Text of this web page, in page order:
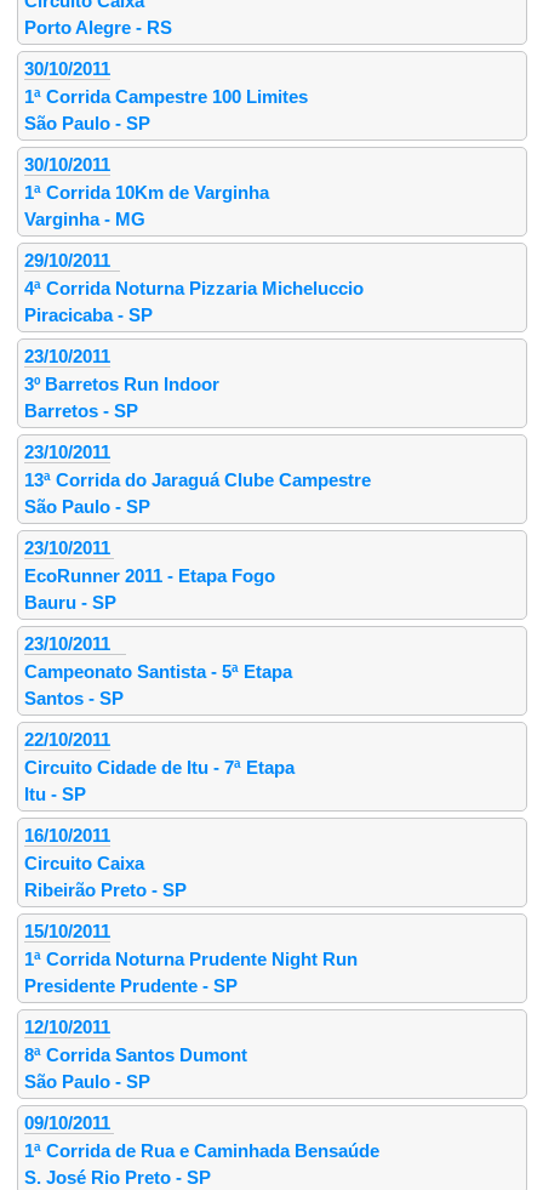
Porto Alegre - RS
30/10/2011
1ª Corrida Campestre 100 Limites
São Paulo - SP
30/10/2011
1ª Corrida 10Km de Varginha
Varginha - MG
29/10/2011
4ª Corrida Noturna Pizzaria Micheluccio
Piracicaba - SP
23/10/2011
3º Barretos Run Indoor
Barretos - SP
23/10/2011
13ª Corrida do Jaraguá Clube Campestre
São Paulo - SP
23/10/2011
EcoRunner 2011 - Etapa Fogo
Bauru - SP
23/10/2011
Campeonato Santista - 5ª Etapa
Santos - SP
22/10/2011
Circuito Cidade de Itu - 7ª Etapa
Itu - SP
16/10/2011
Circuito Caixa
Ribeirão Preto - SP
15/10/2011
1ª Corrida Noturna Prudente Night Run
Presidente Prudente - SP
12/10/2011
8ª Corrida Santos Dumont
São Paulo - SP
09/10/2011
1ª Corrida de Rua e Caminhada Bensaúde
S. José Rio Preto - SP